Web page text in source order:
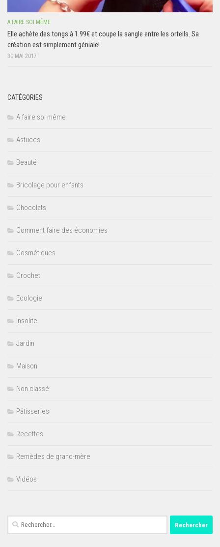
A FAIRE SOI MÊME
Elle achète des tongs à 1.99€ et coupe la sangle entre les orteils. Sa
création est simplement géniale!
30 MAI 2017
CATÉGORIES
A faire soi même
Astuces
Beauté
Bricolage pour enfants
Chocolats
Comment faire des économies
Cosmétiques
Crochet
Ecologie
Insolite
Jardin
Maison
Non classé
Pâtisseries
Recettes
Remèdes de grand-mère
Vidéos
Rechercher :